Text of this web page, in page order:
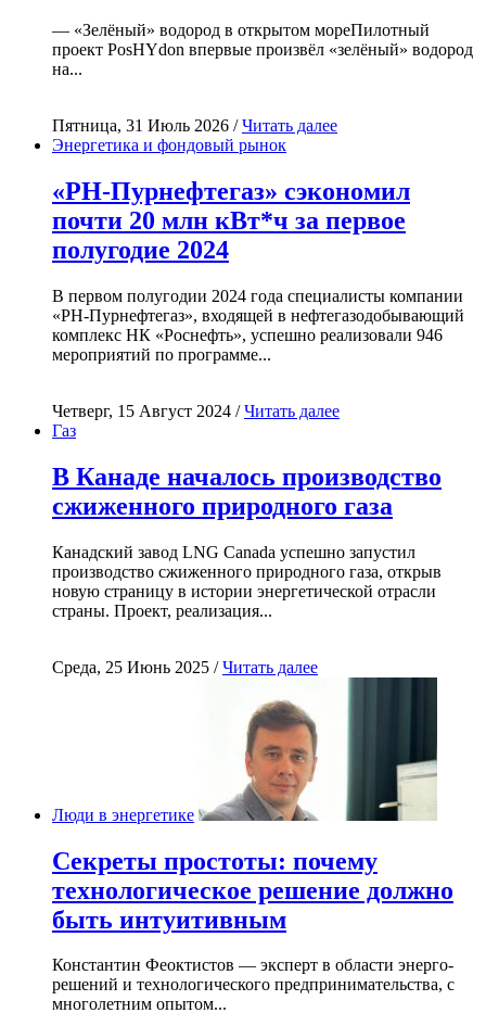
— «Зелёный» водород в открытом мореПилотный
проект PosHYdon впервые произвёл «зелёный» водород
на...
Пятница, 31 Июль 2026 /Читать далее
Энергетика и фондовый рынок
«РН-Пурнефтегаз» сэкономил
почти 20 млн кВт*ч за первое
полугодие 2024
В первом полугодии 2024 года специалисты компании
«РН-Пурнефтегаз», входящей в нефтегазодобывающий
комплекс НК «Роснефть», успешно реализовали 946
мероприятий по программе...
Четверг, 15 Август 2024 /Читать далее
Газ
В Канаде началось производство
сжиженного природного газа
Канадский завод LNG Canada успешно запустил
производство сжиженного природного газа, открыв
новую страницу в истории энергетической отрасли
страны. Проект, реализация...
Среда, 25 Июнь 2025 /Читать далее
Люди в энергетике
Секреты простоты: почему
технологическое решение должно
быть интуитивным
Константин Феоктистов — эксперт в области энерго-
решений и технологического предпринимательства, с
многолетним опытом...